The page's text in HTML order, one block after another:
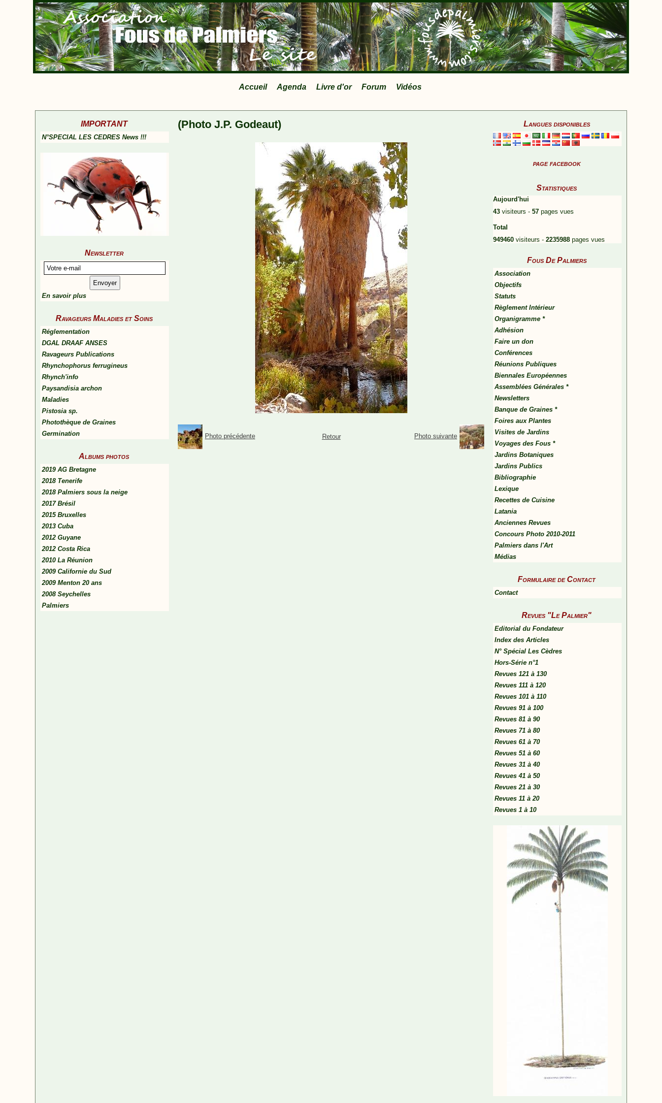
Accueil Agenda Livre d'or Forum Vidéos
IMPORTANT
N°SPECIAL LES CEDRES News !!!
Newsletter
En savoir plus
Ravageurs Maladies et Soins
Réglementation
DGAL DRAAF ANSES
Ravageurs Publications
Rhynchophorus ferrugineus
Rhynch'info
Paysandisia archon
Maladies
Pistosia sp.
Photothèque de Graines
Germination
Albums photos
2019 AG Bretagne
2018 Tenerife
2018 Palmiers sous la neige
2017 Brésil
2015 Bruxelles
2013 Cuba
2012 Guyane
2012 Costa Rica
2010 La Réunion
2009 Californie du Sud
2009 Menton 20 ans
2008 Seychelles
Palmiers
Langues disponibles
page facebook
Statistiques
Aujourd'hui
43 visiteurs - 57 pages vues
Total
949460 visiteurs - 2235988 pages vues
Fous De Palmiers
Association
Objectifs
Statuts
Règlement Intérieur
Organigramme *
Adhésion
Faire un don
Conférences
Réunions Publiques
Biennales Européennes
Assemblées Générales *
Newsletters
Banque de Graines *
Foires aux Plantes
Visites de Jardins
Voyages des Fous *
Jardins Botaniques
Jardins Publics
Bibliographie
Lexique
Recettes de Cuisine
Latania
Anciennes Revues
Concours Photo 2010-2011
Palmiers dans l'Art
Médias
Formulaire de Contact
Contact
Revues "Le Palmier"
Editorial du Fondateur
Index des Articles
N° Spécial Les Cèdres
Hors-Série n°1
Revues 121 à 130
Revues 111 à 120
Revues 101 à 110
Revues 91 à 100
Revues 81 à 90
Revues 71 à 80
Revues 61 à 70
Revues 51 à 60
Revues 31 à 40
Revues 41 à 50
Revues 21 à 30
Revues 11 à 20
Revues 1 à 10
(Photo J.P. Godeaut)
Photo précédente Retour Photo suivante